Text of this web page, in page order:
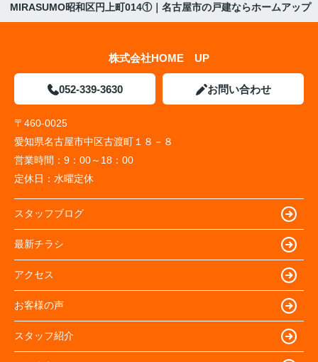
MIRASUMO昭和区円上町014①｜名古屋市の戸建ならホームアップ
株式会社HOME UP
052-339-3630 お問い合わせ
〒460-0025
愛知県名古屋市中区古渡町１８－８
営業時間： 9：00～18：00
定休日： 水曜定休
スタッフブログ
最新チラシ
アクセス
お客様の声
スタッフ紹介